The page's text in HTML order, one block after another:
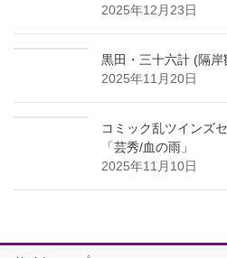
2025年12月23日
黒田・三十六計 (隔岸
2025年11月20日
コミック乱ツインズ
「芸秀/血の雨」
2025年11月10日